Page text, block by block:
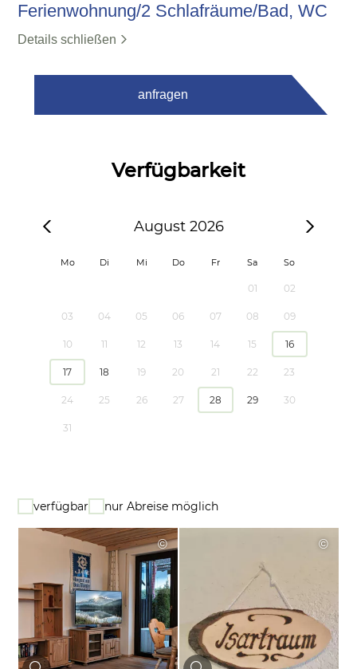
Ferienwohnung/2 Schlafräume/Bad, WC
Details schließen
anfragen
Verfügbarkeit
August 2026
Mo Di Mi Do Fr Sa So
01 02
03 04 05 06 07 08 09
10 11 12 13 14 15 16
17 18 19 20 21 22 23
24 25 26 27 28 29 30
31
verfügbar nur Abreise möglich
© ©